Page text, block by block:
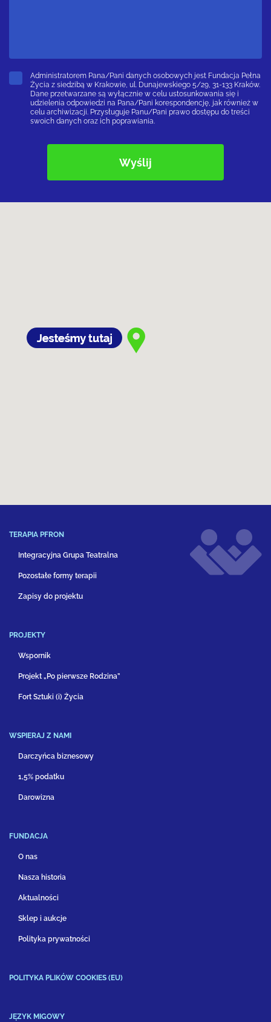
Administratorem Pana/Pani danych osobowych jest Fundacja Pełna
Życia z siedzibą w Krakowie, ul. Dunajewskiego 5/29, 31-133 Kraków.
Dane przetwarzane są wyłącznie w celu ustosunkowania się i
udzielenia odpowiedzi na Pana/Pani korespondencję, jak również w
celu archiwizacji. Przysługuje Panu/Pani prawo dostępu do treści
swoich danych oraz ich poprawiania.
TERAPIA PFRON
Integracyjna Grupa Teatralna
Pozostałe formy terapii
Zapisy do projektu
PROJEKTY
Wspornik
Projekt „Po pierwsze Rodzina”
Fort Sztuki (i) Życia
WSPIERAJ Z NAMI
Darczyńca biznesowy
1,5% podatku
Darowizna
FUNDACJA
O nas
Nasza historia
Aktualności
Sklep i aukcje
Polityka prywatności
POLITYKA PLIKÓW COOKIES (EU)
JĘZYK MIGOWY